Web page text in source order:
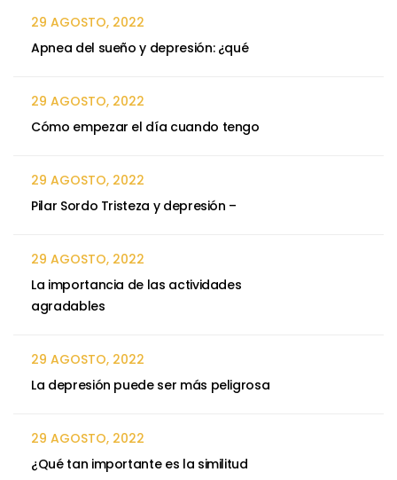
29 AGOSTO, 2022
Apnea del sueño y depresión: ¿qué
29 AGOSTO, 2022
Cómo empezar el día cuando tengo
29 AGOSTO, 2022
Pilar Sordo Tristeza y depresión –
29 AGOSTO, 2022
La importancia de las actividades
agradables
29 AGOSTO, 2022
La depresión puede ser más peligrosa
29 AGOSTO, 2022
¿Qué tan importante es la similitud